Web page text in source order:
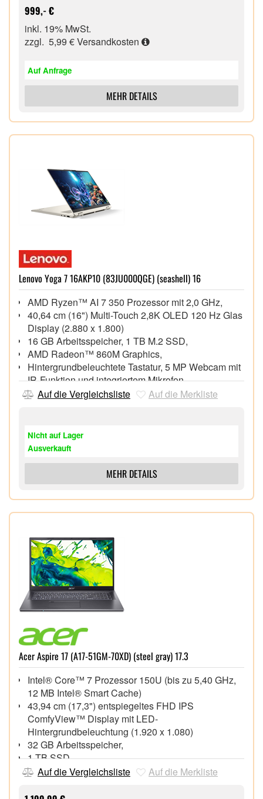
1x HDMI 2.1, 2x USB4™ (DisplayPort™), 2x USB
3.2 Gen 1, Speicherkartenleser
Windows 11 Home 64 Bit,
999,- €
inkl. 19% MwSt.
zzgl. 5,99 €Versandkosten
Auf Anfrage
MEHR DETAILS
Lenovo Yoga 7 16AKP10 (83JU000QGE) (seashell) 16
AMD Ryzen™ AI 7 350 Prozessor mit 2,0 GHz,
40,64 cm (16") Multi-Touch 2,8K OLED 120 Hz Glas
Display (2.880 x 1.800)
16 GB Arbeitsspeicher, 1 TB M.2 SSD,
AMD Radeon™ 860M Graphics,
Hintergrundbeleuchtete Tastatur, 5 MP Webcam mit
IR-Funktion und integriertem Mikrofon
Wi-Fi 7 (802.11be), Bluetooth® 5.4,
(DisplayPort™ 1.4a), 1x USB 3.2 Gen 1, microSD™
Speicherkartenleser
Yoga® Pen im Lieferumfang,
Auf die Vergleichsliste Auf die Merkliste
Nicht auf Lager
Ausverkauft
MEHR DETAILS
Acer Aspire 17 (A17-51GM-70XD) (steel gray) 17.3
Intel® Core™ 7 Prozessor 150U (bis zu 5,40 GHz,
12 MB Intel® Smart Cache)
43,94 cm (17,3") entspiegeltes FHD IPS
ComfyView™ Display mit LED-
Hintergrundbeleuchtung (1.920 x 1.080)
32 GB Arbeitsspeicher,
1 TB SSD,
NVIDIA® Geforce® RTX 2050, 4 GB,
integriertem Mikrofon
Auf die Vergleichsliste Auf die Merkliste